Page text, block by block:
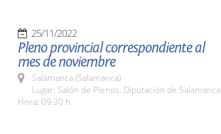
25/11/2022
Pleno provincial correspondiente al
mes de noviembre
Salamanca (Salamanca)
Lugar: Salón de Plenos. Diputación de Salamanca
Hora: 09:30 h.